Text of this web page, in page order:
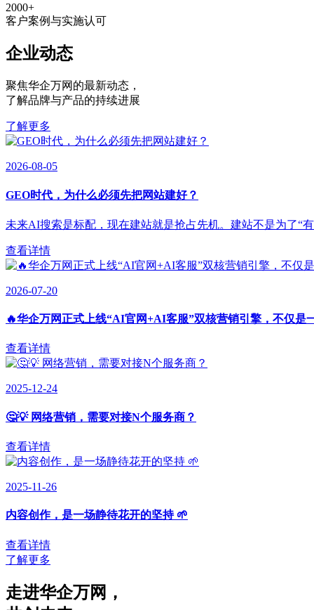
2000+
客户案例与实施认可
企业动态
聚焦华企万网的最新动态 ，
了解品牌与产品的持续进展
了解更多
2026-08-05
GEO时代，为什么必须先把网站建好？
未来AI搜索是标配，现在建站就是抢占先机。建站不是为了“
查看详情
2026-07-20
🔥华企万网正式上线“AI官网+AI客服”双核营销引擎，不仅是
查看详情
2025-12-24
🤔💡 网络营销，需要对接N个服务商？
查看详情
2025-11-26
内容创作，是一场静待花开的坚持 🌱
查看详情
了解更多
走进华企万网 ，